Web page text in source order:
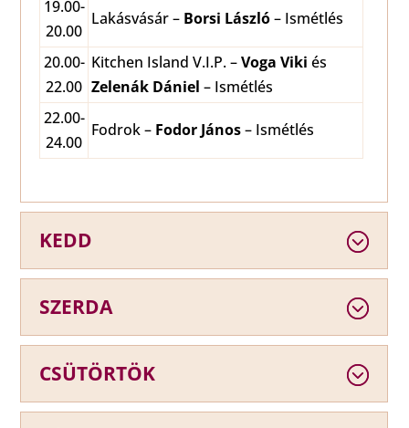
19.00-
20.00
Lakásvásár – Borsi László– Ismétlés
20.00-
22.00
Kitchen Island V.I.P. –Voga Vikiés
Zelenák Dániel – Ismétlés
22.00-
24.00
Fodrok – Fodor János– Ismétlés
KEDD
SZERDA
CSÜTÖRTÖK